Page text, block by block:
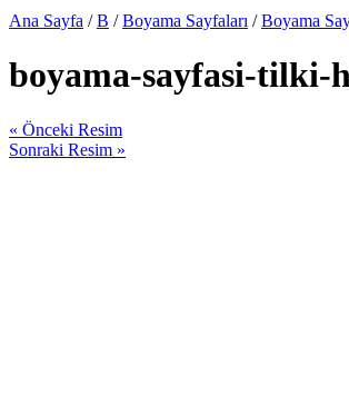
Ana Sayfa /B /Boyama Sayfaları /Boyama
boyama-sayfasi-tilki-
« Önceki Resim
Sonraki Resim »